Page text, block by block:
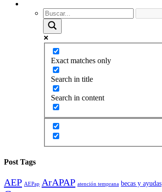
Exact matches only
Search in title
Search in content
Post Tags
AEP AEPap ArAPAP atención temprana becas y ayudas